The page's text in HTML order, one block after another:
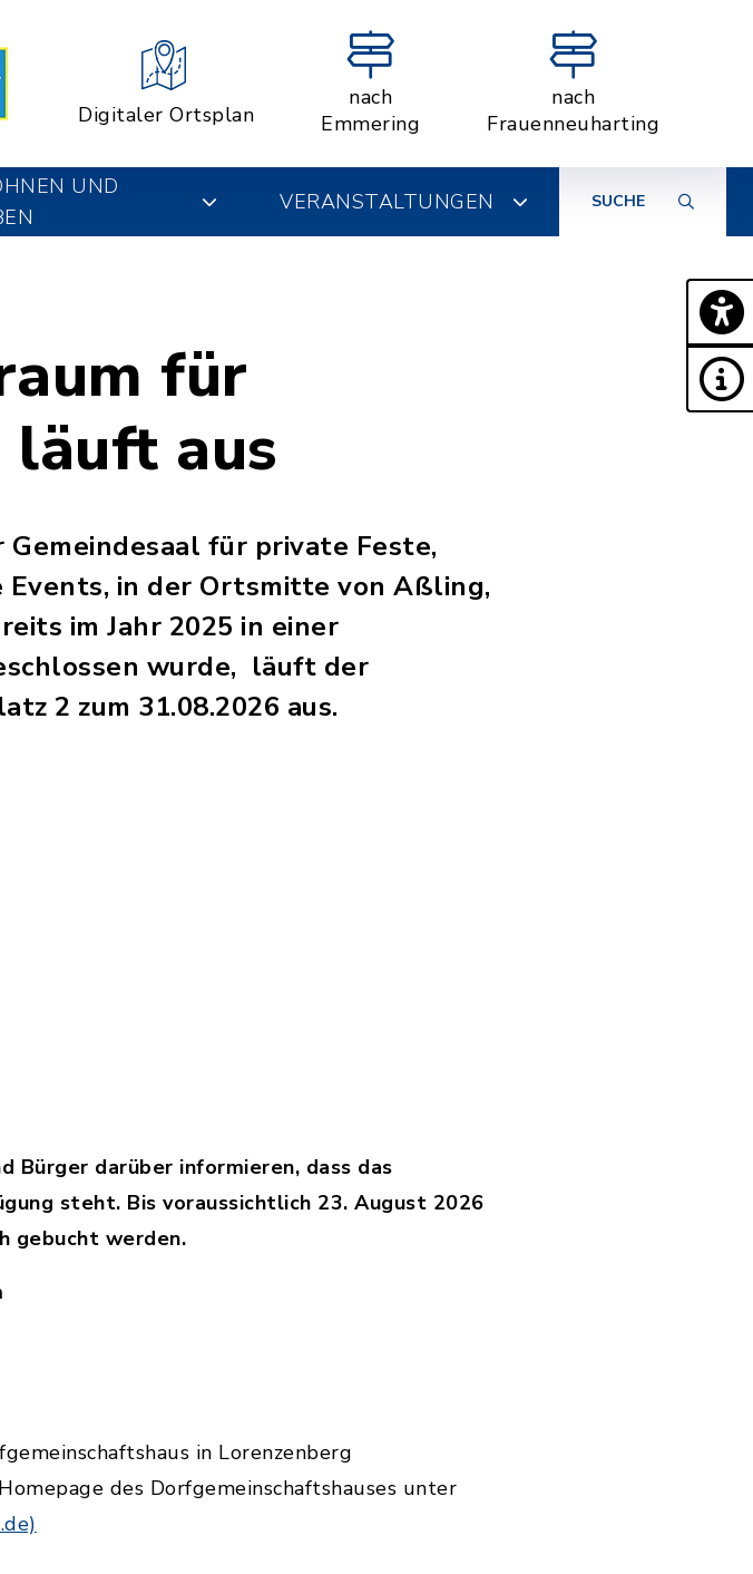
Digitaler Ortsplan
nach
Emmering
nach
Frauenneuharting
UND
VERANSTALTUNGEN SUCHE
für
aus
für private Feste,
in der Ortsmitte von Aßling,
im Jahr 2025 in einer
wurde, läuft der
2 zum 31.08.2026 aus.
Bürger darüber informieren, dass das
steht. Bis voraussichtlich 23. August 2026
gebucht werden.
in Lorenzenberg
des Dorfgemeinschaftshauses unter